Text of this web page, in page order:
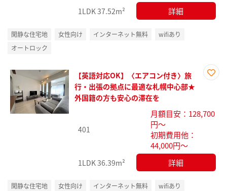
1LDK37.52m² 詳細
閑静な住宅地 女性向け インターネット無料
wifiあり
オートロック
録
【英語対応OK】〈エアコン付き〉旅
行・出張の拠点に最適な札幌中心部★
外国籍の方も安心の滞在を
401
月額目安：128,700
円～
初期費用他：
44,000円～
1LDK36.39m² 詳細
閑静な住宅地 女性向け インターネット無料
wifiあり